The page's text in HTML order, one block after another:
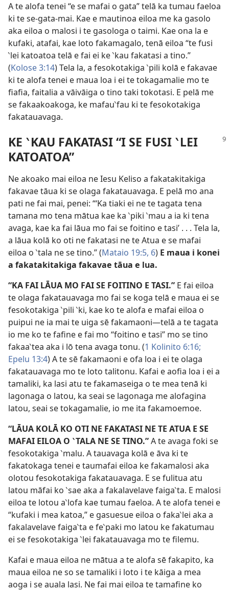
A te alofa tenei “e se mafai o gata” telā ka tumau faeloa
ki te se-gata-mai. Kae e mautinoa eiloa me ka gasolo
aka eiloa o malosi i te gasologa o taimi. Kae ona la e
kufaki, atafai, kae loto fakamagalo, tenā eiloa “te fusi
‵lei katoatoa telā e fai ei ke ‵kau fakatasi a tino.”
(Kolose 3:14) Tela la, a fesokotakiga ‵pili kolā e fakavae
ki te alofa tenei e maua loa i ei te tokagamalie mo te
fiafia, faitalia a vāivāiga o tino taki tokotasi. E pelā me
se fakaakoakoga, ke mafau‵fau ki te fesokotakiga
fakatauavaga.
KE ‵KAU FAKATASI “I SE FUSI ‵LEI
KATOATOA”
Ne akoako mai eiloa ne Iesu Keliso a fakatakitakiga
fakavae tāua ki se olaga fakatauavaga. E pelā mo ana
pati ne fai mai, penei: “‘Ka tiaki ei ne te tagata tena
tamana mo tena mātua kae ka ‵piki ‵mau a ia ki tena
avaga, kae ka fai lāua mo fai se foitino e tasi’ . . . Tela la,
a lāua kolā ko oti ne fakatasi ne te Atua e se mafai
eiloa o ‵tala ne se tino.” (Mataio 19:5, 6) E maua i konei
a fakatakitakiga fakavae tāua e lua.
“KA FAI LĀUA MO FAI SE FOITINO E TASI.” E fai eiloa
te olaga fakatauavaga mo fai se koga telā e maua ei se
fesokotakiga ‵pili ‵ki, kae ko te alofa e mafai eiloa o
puipui ne ia mai te uiga sē fakamaoni—telā a te tagata
io me ko te fafine e fai mo “foitino e tasi” mo se tino
fakaa‵tea aka i lō tena avaga tonu. (1 Kolinito 6:16;
Epelu 13:4) A te sē fakamaoni e ofa loa i ei te olaga
fakatauavaga mo te loto talitonu. Kafai e aofia loa i ei a
tamaliki, ka lasi atu te fakamaseiga o te mea tenā ki
lagonaga o latou, ka seai se lagonaga me alofagina
latou, seai se tokagamalie, io me ita fakamoemoe.
“LĀUA KOLĀ KO OTI NE FAKATASI NE TE ATUA E SE
MAFAI EILOA O ‵TALA NE SE TINO.”A te avaga foki se
fesokotakiga ‵malu. A tauavaga kolā e āva ki te
fakatokaga tenei e taumafai eiloa ke fakamalosi aka
olotou fesokotakiga fakatauavaga. E se fulitua atu
latou māfai ko ‵sae aka a fakalavelave faiga‵ta. E malosi
eiloa te lotou a‵lofa kae tumau faeloa. A te alofa tenei e
“kufaki i mea katoa,” e gasuesue eiloa o faka‵lei aka a
fakalavelave faiga‵ta e fe‵paki mo latou ke fakatumau
ei se fesokotakiga ‵lei fakatauavaga mo te filemu.
Kafai e maua eiloa ne mātua a te alofa sē fakapito, ka
maua eiloa ne so se tamaliki i loto i te kāiga a mea
aoga i se auala lasi. Ne fai mai eiloa te tamafine ko